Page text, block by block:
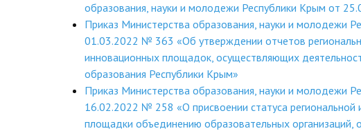
образования, науки и молодежи Республики Крым от
Приказ Министерства образования, науки и молодежи
01.03.2022 № 363 «Об утверждении отчетов
инновационных площадок, осуществляющих
образования Республики Крым»
Приказ Министерства образования, науки и молодежи
16.02.2022 № 258 «О присвоении статуса региональной
площадки объединению образовательных организаций,